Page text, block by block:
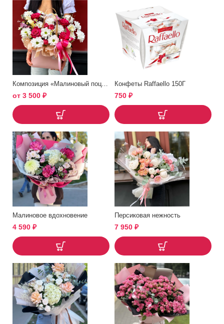
от 3 500 ₽
Конфеты Raffaello 150Г
750 ₽
Малиновое вдохновение
4 590 ₽
Персиковая нежность
7 950 ₽